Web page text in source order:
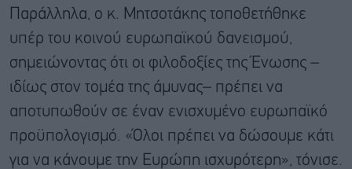
Παράλληλα, ο κ. Μητσοτάκης τοποθετήθηκε
υπέρ του κοινού ευρωπαϊκού δανεισμού,
σημειώνοντας ότι οι φιλοδοξίες της Ένωσης –
ιδίως στον τομέα της άμυνας– πρέπει να
αποτυπωθούν σε έναν ενισχυμένο ευρωπαϊκό
προϋπολογισμό. «Όλοι πρέπει να δώσουμε κάτι
για να κάνουμε την Ευρώπη ισχυρότερη», τόνισε.